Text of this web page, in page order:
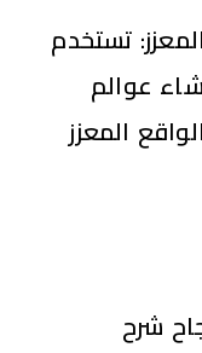
تستخدم
عوالم
المعزز
شرح